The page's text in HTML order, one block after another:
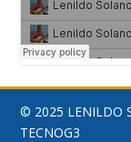
© 2025 LENILDO
TECNOG3